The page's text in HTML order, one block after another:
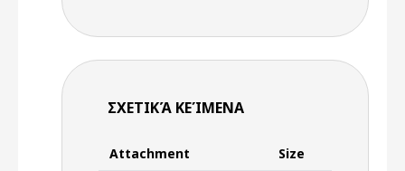
ΣΧΕΤΙΚΆ ΚΕΊΜΕΝΑ
Attachment Size